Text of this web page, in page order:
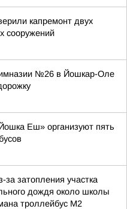
капремонт двух
сооружений
№26 в Йошкар-Оле
Еш» организуют пять
затопления участка
дождя около школы
троллейбус М2